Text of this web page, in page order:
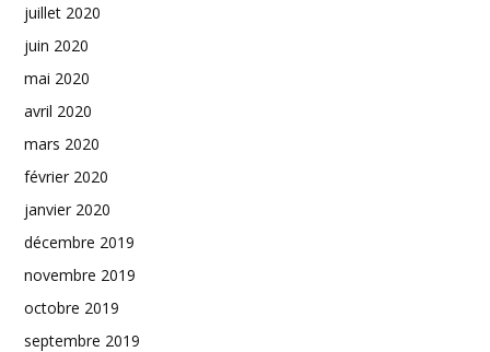
juillet 2020
juin 2020
mai 2020
avril 2020
mars 2020
février 2020
janvier 2020
décembre 2019
novembre 2019
octobre 2019
septembre 2019